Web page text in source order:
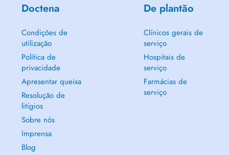
Doctena
Condições de
utilização
Política de
privacidade
Apresentar queixa
Resolução de
litígios
Sobre nós
Imprensa
Blog
De plantão
Clínicos gerais de
serviço
Hospitais de
serviço
Farmácias de
serviço